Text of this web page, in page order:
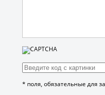
* поля, обязательные для